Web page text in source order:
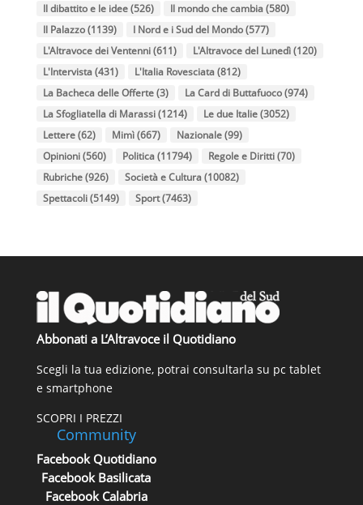
Il dibattito e le idee(526) Il mondo che cambia(580)
Il Palazzo(1139) I Nord e i Sud del Mondo(577)
L'Altravoce dei Ventenni(611) L'Altravoce del Lunedì(120)
L'Intervista(431) L'Italia Rovesciata(812)
La Bacheca delle Offerte(3) La Card di Buttafuoco(974)
La Sfogliatella di Marassi(1214) Le due Italie(3052)
Lettere(62) Mimì(667) Nazionale(99)
Opinioni(560) Politica(11794) Regole e Diritti(70)
Rubriche(926) Società e Cultura(10082)
Spettacoli(5149) Sport(7463)
Abbonati a L’Altravoce il Quotidiano
Scegli la tua edizione, potrai consultarla su pc tablet
e smartphone
SCOPRI I PREZZI
Community
Facebook Quotidiano
Facebook Basilicata
Facebook Calabria